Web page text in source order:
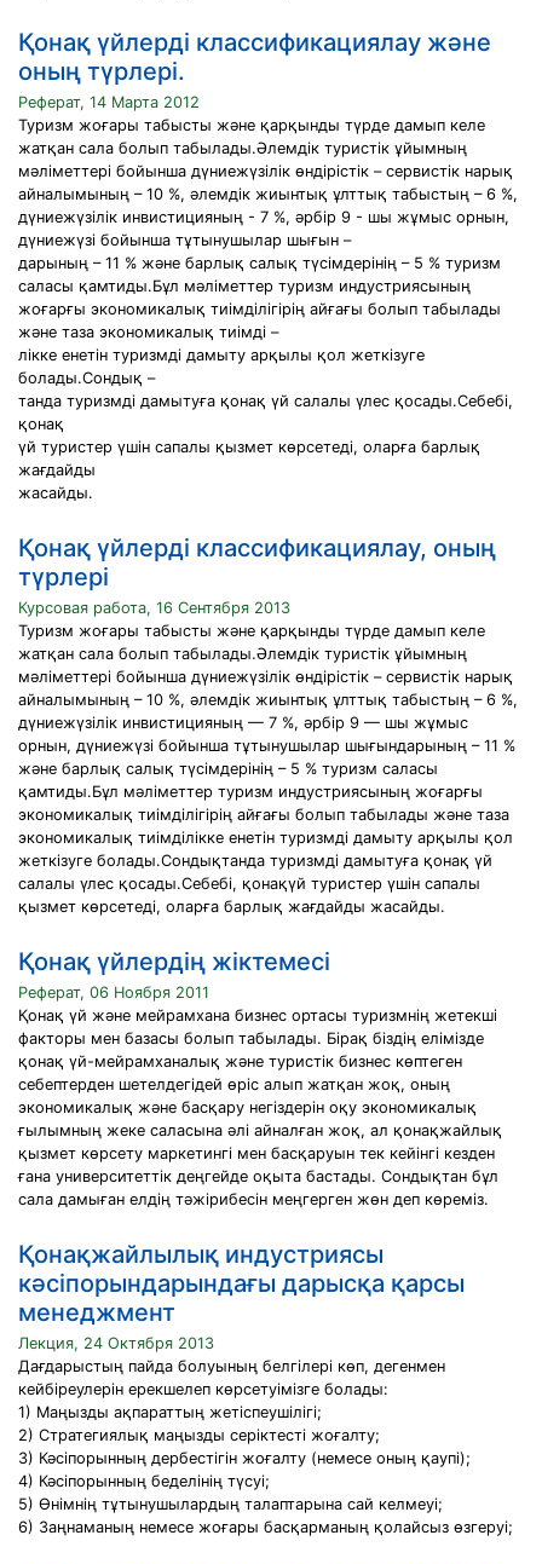
Қонақ үйлерді классификациялау және
оның түрлері.
Реферат, 14 Марта 2012
Туризм жоғары табысты және қарқынды түрде дамып келе
жатқан сала болып табылады.Әлемдік туристік ұйымның
мәліметтері бойынша дүниежүзілік өндірістік – сервистік нарық
айналымының – 10 %, әлемдік жиынтық ұлттық табыстың – 6 %,
дүниежүзілік инвистицияның - 7 %, әрбір 9 - шы жұмыс орнын,
дүниежүзі бойынша тұтынушылар шығын –
дарының – 11 % және барлық салық түсімдерінің – 5 % туризм
саласы қамтиды.Бұл мәліметтер туризм индустриясының
жоғарғы экономикалық тиімділігірің айғағы болып табылады
және таза экономикалық тиімді –
лікке енетін туризмді дамыту арқылы қол жеткізуге
болады.Сондық –
танда туризмді дамытуға қонақ үй салалы үлес қосады.Себебі,
қонақ
үй туристер үшін сапалы қызмет көрсетеді, оларға барлық
жағдайды
жасайды.
Қонақ үйлерді классификациялау, оның
түрлері
Курсовая работа, 16 Сентября 2013
Туризм жоғары табысты және қарқынды түрде дамып келе
жатқан сала болып табылады.Әлемдік туристік ұйымның
мәліметтері бойынша дүниежүзілік өндірістік – сервистік нарық
айналымының – 10 %, әлемдік жиынтық ұлттық табыстың – 6 %,
дүниежүзілік инвистицияның — 7 %, әрбір 9 — шы жұмыс
орнын, дүниежүзі бойынша тұтынушылар шығындарының – 11 %
және барлық салық түсімдерінің – 5 % туризм саласы
қамтиды.Бұл мәліметтер туризм индустриясының жоғарғы
экономикалық тиімділігірің айғағы болып табылады және таза
экономикалық тиімділікке енетін туризмді дамыту арқылы қол
жеткізуге болады.Сондықтанда туризмді дамытуға қонақ үй
салалы үлес қосады.Себебі, қонақүй туристер үшін сапалы
қызмет көрсетеді, оларға барлық жағдайды жасайды.
Қонақ үйлердің жіктемесі
Реферат, 06 Ноября 2011
Қонақ үй және мейрамхана бизнес ортасы туризмнің жетекші
факторы мен базасы болып табылады. Бірақ біздің елімізде
қонақ үй-мейрамханалық және туристік бизнес көптеген
себептерден шетелдегідей өріс алып жатқан жоқ, оның
экономикалық және басқару негіздерін оқу экономикалық
ғылымның жеке саласына әлі айналған жоқ, ал қонақжайлық
қызмет көрсету маркетингі мен басқаруын тек кейінгі кезден
ғана университеттік деңгейде оқыта бастады. Сондықтан бұл
сала дамыған елдің тәжірибесін меңгерген жөн деп көреміз.
Қонақжайлылық индустриясы
кәсіпорындарындағы дарысқа қарсы
менеджмент
Лекция, 24 Октября 2013
Дағдарыстың пайда болуының белгілері көп, дегенмен
кейбіреулерін ерекшелеп көрсетуімізге болады:
1) Маңызды ақпараттың жетіспеушілігі;
2) Стратегиялық маңызды серіктесті жоғалту;
3) Кәсіпорынның дербестігін жоғалту (немесе оның қаупі);
4) Кәсіпорынның беделінің түсуі;
5) Өнімнің тұтынушылардың талаптарына сай келмеуі;
6) Заңнаманың немесе жоғары басқарманың қолайсыз өзгеруі;